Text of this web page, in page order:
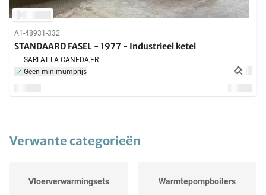
A1-48931-332
STANDAARD FASEL - 1977 - Industrieel ketel
SARLAT LA CANEDA,FR
Geen minimumprijs
Verwante categorieën
Vloerverwarmingsets Warmtepompboilers